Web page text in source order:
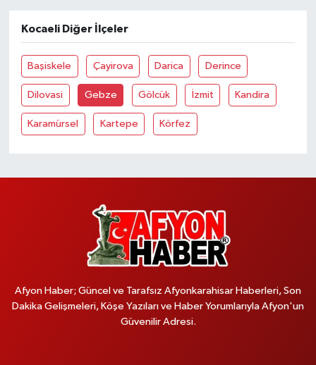
Kocaeli Diğer İlçeler
Başiskele Çayirova Darica Derince
Dilovasi Gebze Gölcük İzmit Kandira
Karamürsel Kartepe Körfez
Afyon Haber; Güncel ve Tarafsız Afyonkarahisar Haberleri, Son
Dakika Gelişmeleri, Köşe Yazıları ve Haber Yorumlarıyla Afyon'un
Güvenilir Adresi.